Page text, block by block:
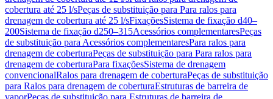
cobertura até 25 l/sPeças de substituição para Para ralos para
drenagem de cobertura até 25 l/sFixaçõesSistema de fixação d40–
200Sistema de fixação d250–315Acessórios complementaresPeças
de substituição para Acessórios complementaresPara ralos para
drenagem de coberturaPeças de substituição para Para ralos para
drenagem de coberturaPara fixaçõesSistema de drenagem
convencionalRalos para drenagem de coberturaPeças de substituição
para Ralos para drenagem de coberturaEstruturas de barreira de
vaporPeças de substituição para Estruturas de barreira de